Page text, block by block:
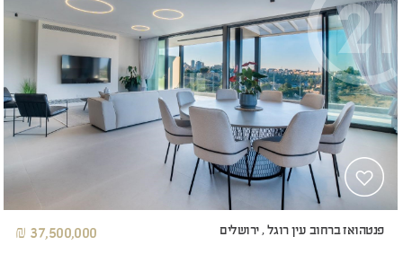
פנטהואז ברחוב עין רוגל , ירושלים 37,500,000 ₪